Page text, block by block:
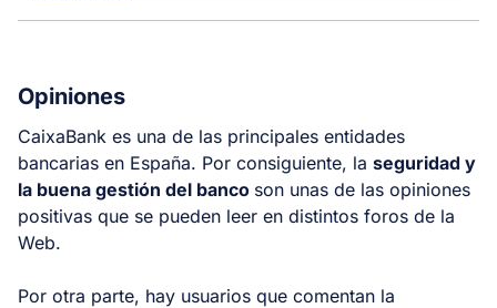
Opiniones
CaixaBank es una de las principales entidades
bancarias en España. Por consiguiente, la seguridad y
la buena gestión del banco son unas de las opiniones
positivas que se pueden leer en distintos foros de la
Web.
Por otra parte, hay usuarios que comentan la